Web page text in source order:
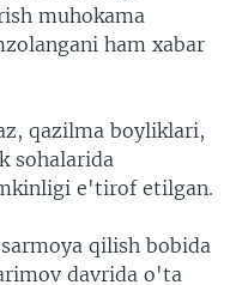
muhokama
ham xabar
qazilma boyliklari,
sohalarida
e'tirof etilgan.
qilish bobida
davrida o'ta